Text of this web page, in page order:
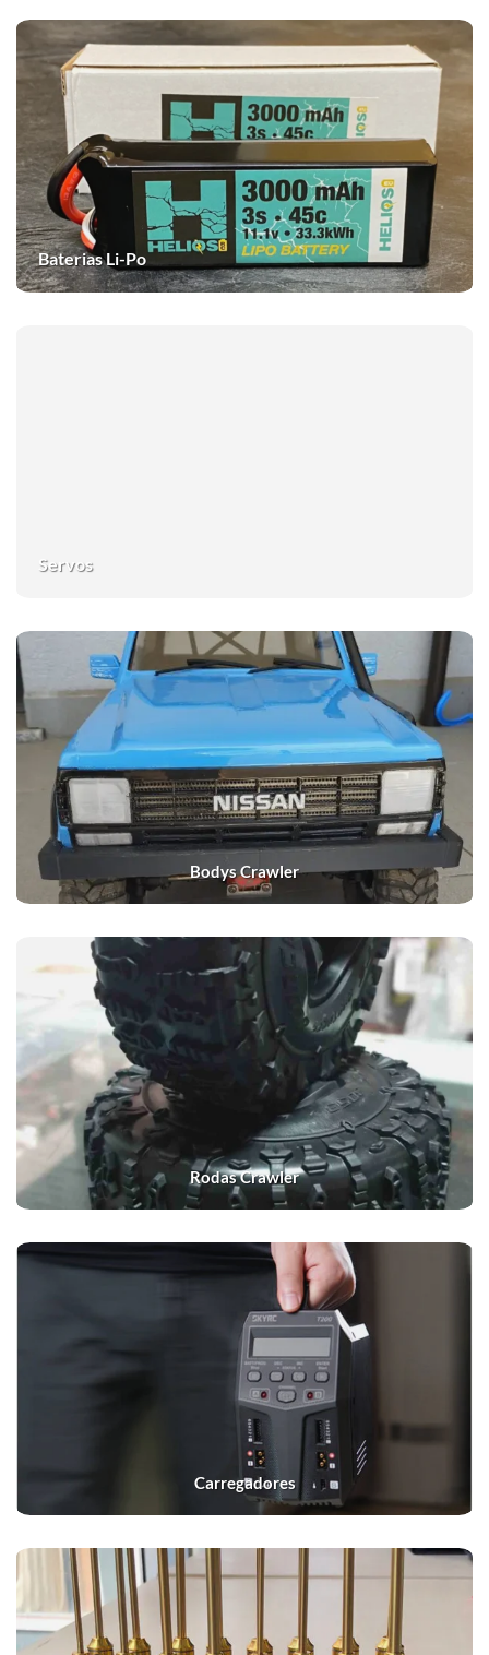
Baterias Li-Po
Servos
Bodys Crawler
Rodas Crawler
Carregadores